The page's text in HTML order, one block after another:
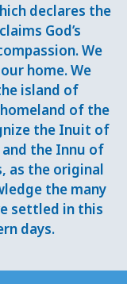
declares the
God’s
We
home. We
island of
of the
the Inuit of
the Innu of
as the original
the many
settled in this
days.